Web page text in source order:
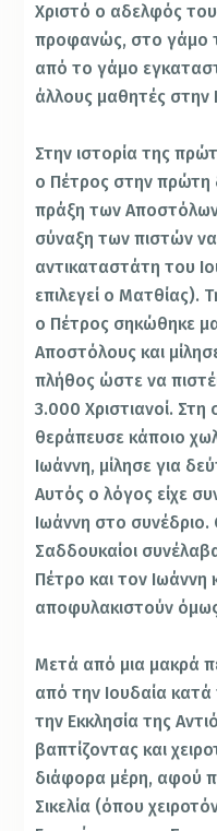
Χριστό ο αδελφός
προφανώς, στο γάμο
από το γάμο
άλλους μαθητές
Στην ιστορία της
ο Πέτρος στην πρώτη
πράξη των
σύναξη των πιστών
αντικαταστάτη του
επιλεγεί ο Ματθίας).
ο Πέτρος σηκώθηκε
Αποστόλους και
πλήθος ώστε να
3.000 Χριστιανοί. Στη
θεράπευσε κάποιο
Ιωάννη, μίλησε για
Αυτός ο λόγος είχε
Ιωάννη στο συνέδριο.
Σαδδουκαίοι
Πέτρο και τον Ιωάννη
αποφυλακιστούν
Μετά από μια μακρά
από την Ιουδαία
την Εκκλησία της
βαπτίζοντας και
διάφορα μέρη, αφού
Σικελία (όπου